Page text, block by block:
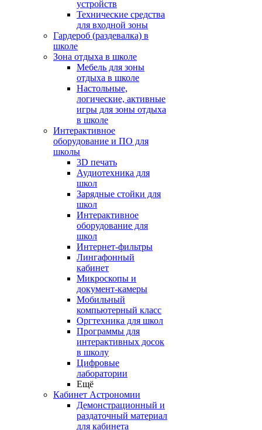
устройств
Технические средства
для входной зоны
Гардероб (раздевалка) в
школе
Зона отдыха в школе
Мебель для зоны
отдыха в школе
Настольные,
логические, активные
игры для зоны отдыха
в школе
Интерактивное
оборудование и ПО для
школы
3D печать
Аудиотехника для
школ
Зарядные стойки для
школ
Интерактивное
оборудование для
школ
Интернет-фильтры
Лингафонный
кабинет
Микроскопы и
документ-камеры
Мобильный
компьютерный класс
Оргтехника для школ
Программы для
интерактивных досок
в школу
Цифровые
лаборатории
Ещё
Кабинет Астрономии
Демонстрационный и
раздаточный материал
для кабинета